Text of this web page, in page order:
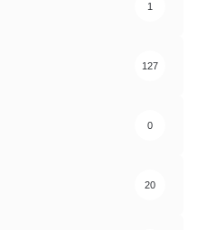
1
127
0
20